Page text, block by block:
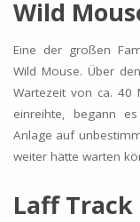
Wild
Eine der großen
Wild Mouse. Über
Wartezeit von ca. 40
einreihte, begann
Anlage auf
weiter hätte warten
Laff Track